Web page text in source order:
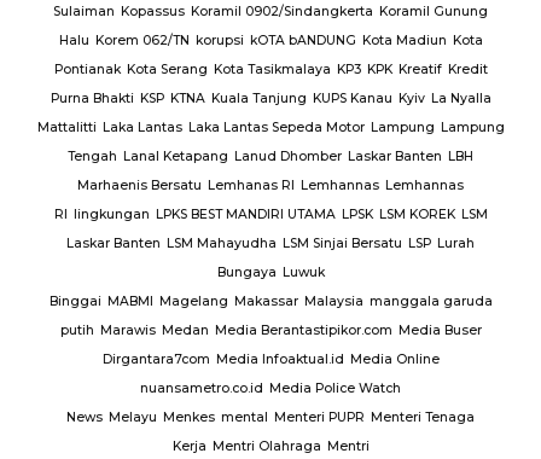
Sulaiman Kopassus Koramil 0902/Sindangkerta Koramil Gunung
Halu Korem 062/TN korupsi kOTA bANDUNG Kota Madiun Kota
Pontianak Kota Serang Kota Tasikmalaya KP3 KPK Kreatif Kredit
Purna Bhakti KSP KTNA Kuala Tanjung KUPS Kanau Kyiv La Nyalla
Mattalitti Laka Lantas Laka Lantas Sepeda Motor Lampung Lampung
Tengah Lanal Ketapang Lanud Dhomber Laskar Banten LBH
Marhaenis Bersatu Lemhanas RI Lemhannas Lemhannas
RI lingkungan LPKS BEST MANDIRI UTAMA LPSK LSM KOREK LSM
Laskar Banten LSM Mahayudha LSM Sinjai Bersatu LSP Lurah
Bungaya Luwuk
Binggai MABMI Magelang Makassar Malaysia manggala garuda
putih Marawis Medan Media Berantastipikor.com Media Buser
Dirgantara7com Media Infoaktual.id Media Online
nuansametro.co.id Media Police Watch
News Melayu Menkes mental Menteri PUPR Menteri Tenaga
Kerja Mentri Olahraga Mentri